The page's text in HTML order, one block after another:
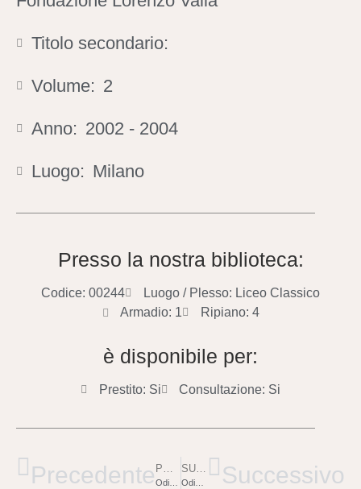
Titolo secondario:
Volume: 2
Anno: 2002 - 2004
Luogo: Milano
Presso la nostra biblioteca:
Codice: 00244
Luogo / Plesso: Liceo Classico
Armadio: 1
Ripiano: 4
è disponibile per:
Prestito: Si Consultazione: Si
Precedente PRECEDENTE SUCCESSIVO
Odissea – Libri IX – XII Successivo